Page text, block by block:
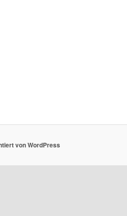
von WordPress